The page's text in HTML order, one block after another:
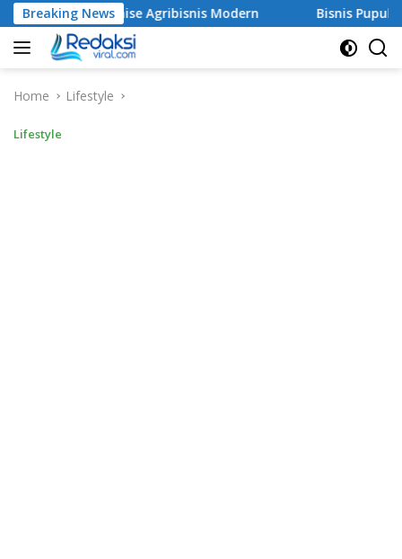
Skip
to
content
Breaking News
Franchise Agribisnis Modern Bisnis Pupuk
Home Lifestyle
Lifestyle